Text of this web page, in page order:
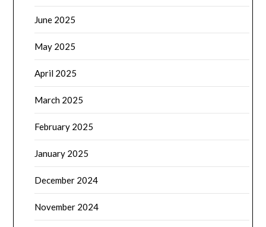
June 2025
May 2025
April 2025
March 2025
February 2025
January 2025
December 2024
November 2024